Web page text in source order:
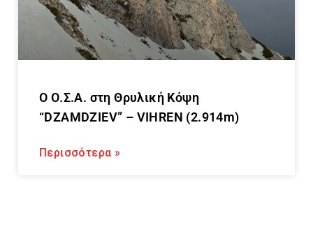
O Ο.Σ.Α. στη Θρυλική Κόψη
“DZAMDZIEV” – VIHREN (2.914m)
Περισσότερα »